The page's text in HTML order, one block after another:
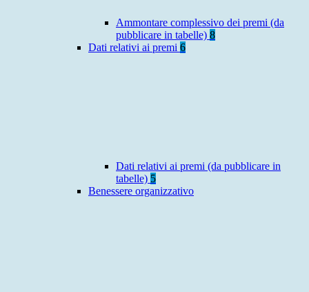
Ammontare complessivo dei premi (da
pubblicare in tabelle) 8
Dati relativi ai premi 6
Dati relativi ai premi (da pubblicare in
tabelle) 5
Benessere organizzativo